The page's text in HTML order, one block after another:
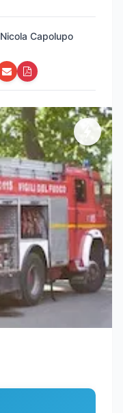
Nicola Capolupo